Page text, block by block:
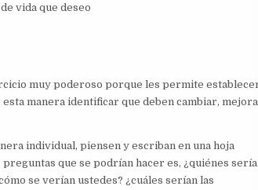
vida que deseo
muy poderoso porque les permite
manera identificar que deben cambiar,
individual, piensen y escriban en una hoja
que se podrían hacer es, ¿quiénes
se verían ustedes? ¿cuáles serían las